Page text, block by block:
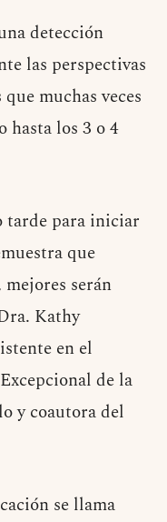
detección
las perspectivas
muchas veces
hasta los 3 o 4
tarde para iniciar
que
serán
Kathy
en el
de la
y coautora del
se llama